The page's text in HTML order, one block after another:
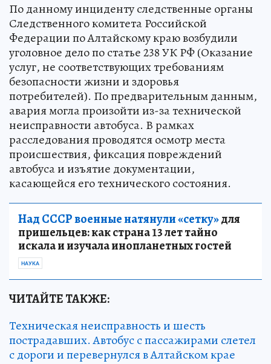
По данному инциденту следственные органы
Следственного комитета Российской
Федерации по Алтайскому краю возбудили
уголовное дело по статье 238 УК РФ (Оказание
услуг, не соответствующих требованиям
безопасности жизни и здоровья
потребителей). По предварительным данным,
авария могла произойти из-за технической
неисправности автобуса. В рамках
расследования проводятся осмотр места
происшествия, фиксация повреждений
автобуса и изъятие документации,
касающейся его технического состояния.
Над СССР военные натянули «сетку»для
пришельцев: как страна 13 лет тайно
искала и изучала инопланетных гостей
НАУКА
ЧИТАЙТЕ ТАКЖЕ:
Техническая неисправность и шесть
пострадавших. Автобус с пассажирами слетел
с дороги и перевернулся в Алтайском крае